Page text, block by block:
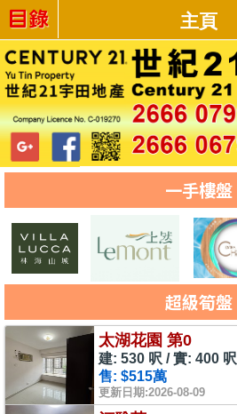
主頁
一手樓盤
超級筍盤
太湖花園 第0
建: 530 呎 / 實: 400 呎
售: $515萬
更新日期:2026-08-09